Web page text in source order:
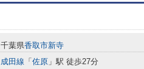
千葉県香取市新寺
成田線 「 佐原 」駅 徒歩27分